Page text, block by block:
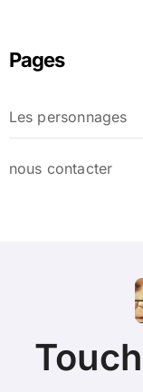
Pages
Les personnages
nous contacter